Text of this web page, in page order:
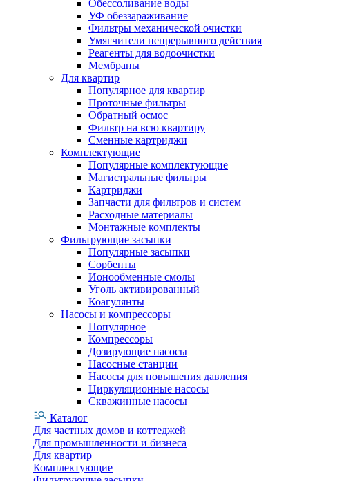
Обессоливание воды
УФ обеззараживание
Фильтры механической очистки
Умягчители непрерывного действия
Реагенты для водоочистки
Мембраны
Для квартир
Популярное для квартир
Проточные фильтры
Обратный осмос
Фильтр на всю квартиру
Сменные картриджи
Комплектующие
Популярные комплектующие
Магистральные фильтры
Картриджи
Запчасти для фильтров и систем
Расходные материалы
Монтажные комплекты
Фильтрующие засыпки
Популярные засыпки
Сорбенты
Ионообменные смолы
Уголь активированный
Коагулянты
Насосы и компрессоры
Популярное
Компрессоры
Дозирующие насосы
Насосные станции
Насосы для повышения давления
Циркуляционные насосы
Скважинные насосы
Каталог
Для частных домов и коттеджей
Для промышленности и бизнеса
Для квартир
Комплектующие